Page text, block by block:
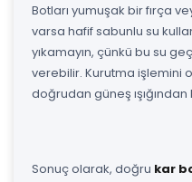
Botları yumuşak bir fırça
varsa hafif sabunlu su
yıkamayın, çünkü bu su
verebilir. Kurutma işlemini
doğrudan güneş ışığından
Sonuç olarak, doğru kar